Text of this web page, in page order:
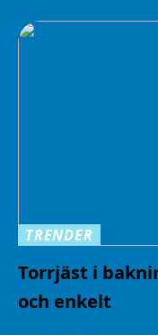
TRENDER
Torrjäst i
och enkelt